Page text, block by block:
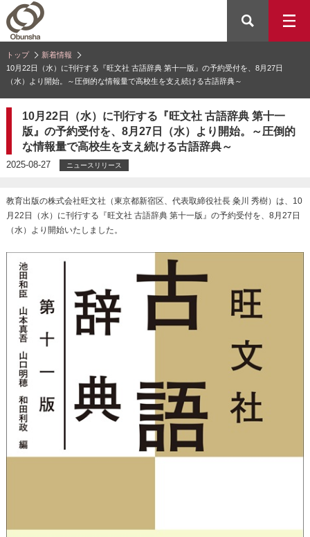
トップ
新着情報
10月22日（水）に刊行する『旺文社 古語辞典 第十一版』の予約受付を、8月27日
（水）より開始。～圧倒的な情報量で高校生を支え続ける古語辞典～
10月22日（水）に刊行する『旺文社 古語辞典 第十一
版』の予約受付を、8月27日（水）より開始。～圧倒的
な情報量で高校生を支え続ける古語辞典～
2025-08-27 ニュースリリース
教育出版の株式会社旺文社（東京都新宿区、代表取締役社長 粂川 秀樹）は、10
月22日（水）に刊行する『旺文社 古語辞典 第十一版』の予約受付を、8月27日
（水）より開始いたしました。